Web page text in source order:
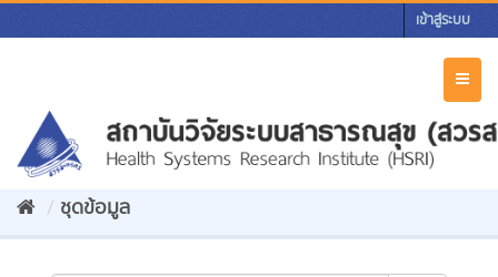
Skip
to
เข้าสู่ระบบ
ชุดข้อมูล